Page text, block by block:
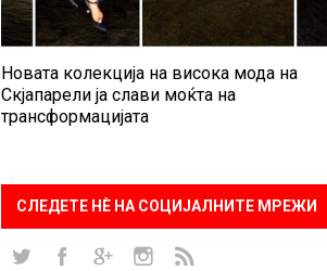
Новата колекција на висока мода на
Скјапарели ја слави моќта на
трансформацијата
СЛЕДЕТЕ НÈ НА СОЦИЈАЛНИТЕ МРЕЖИ